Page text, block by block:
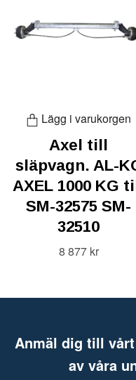
Lägg i varukorgen
Axel till
släpvagn. AL-
AXEL 1000 KG till
SM-32575 SM-
32510
8 877 kr
Anmäl dig till
av våra